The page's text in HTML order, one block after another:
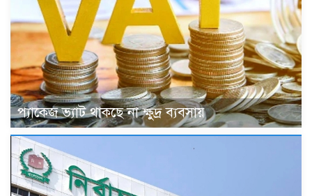
প্যাকেজ ভ্যাট থাকছে না ক্ষুদ্র ব্যবসায়